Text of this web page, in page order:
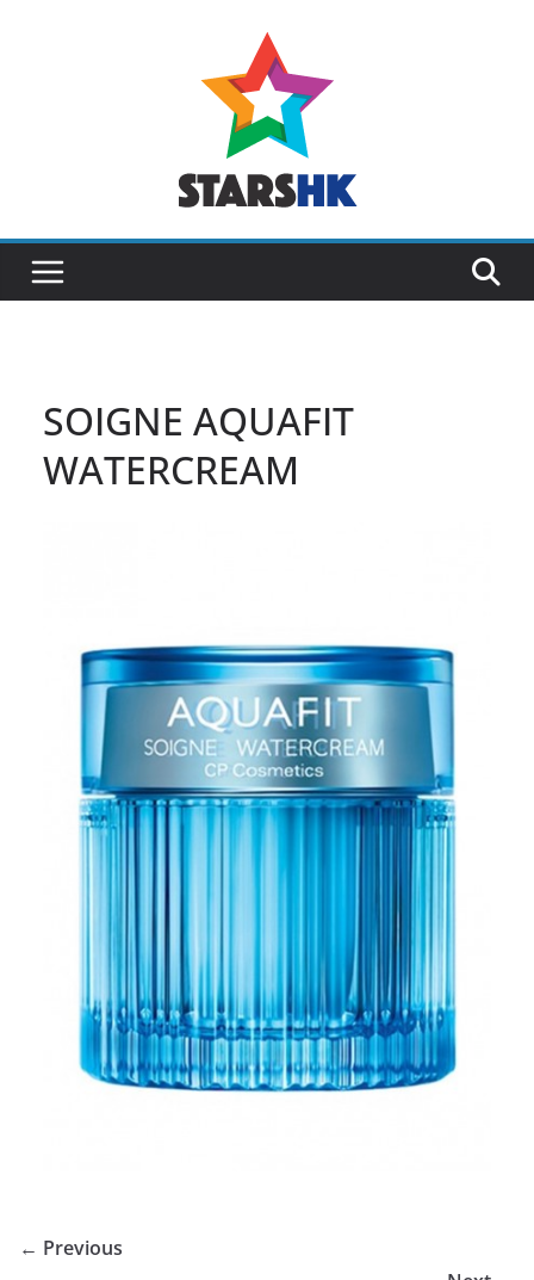
SOIGNE AQUAFIT
WATERCREAM
← Previous